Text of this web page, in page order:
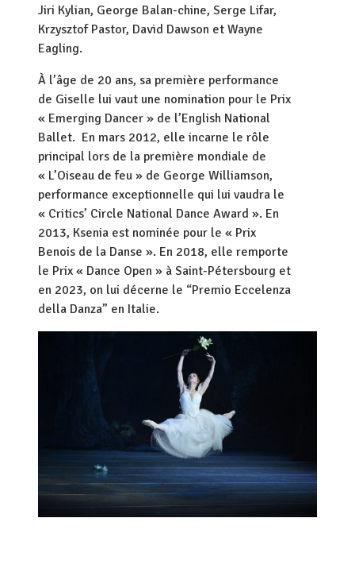
Jiri Kylian, George Balan-chine, Serge Lifar,
Krzysztof Pastor, David Dawson et Wayne
Eagling.
À l’âge de 20 ans, sa première performance
de Giselle lui vaut une nomination pour le Prix
« Emerging Dancer » de l’English National
Ballet. En mars 2012, elle incarne le rôle
principal lors de la première mondiale de
« L’Oiseau de feu » de George Williamson,
performance exceptionnelle qui lui vaudra le
« Critics’ Circle National Dance Award ». En
2013, Ksenia est nominée pour le « Prix
Benois de la Danse ». En 2018, elle remporte
le Prix « Dance Open » à Saint-Pétersbourg et
en 2023, on lui décerne le “Premio Eccelenza
della Danza” en Italie.